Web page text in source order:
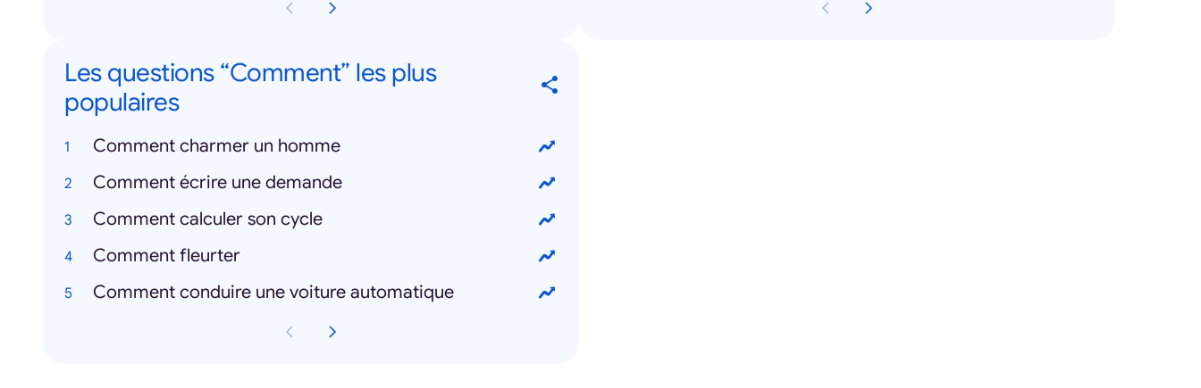
Les questions “Comment” les plus
populaires
Comment charmer un homme
Comment écrire une demande
Comment calculer son cycle
Comment fleurter
Comment conduire une voiture automatique